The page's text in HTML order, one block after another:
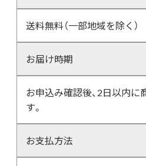
送料無料（一部地域を除く）
お届け時期
お申込み確認後、2日以内に
す。
お支払方法